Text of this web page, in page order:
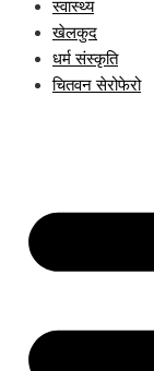
स्वास्थ्य
खेलकुद
धर्म संस्कृति
चितवन सेरोफेरो